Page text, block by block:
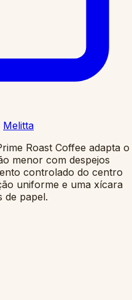
Melitta
Roast Coffee adapta o
menor com despejos
controlado do centro
uniforme e uma xícara
de papel.